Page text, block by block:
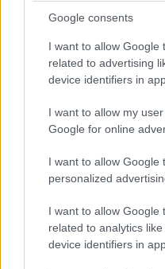
Google consents
I want to allow Google
related to advertising
device identifiers in
I want to allow my
Google for online
I want to allow Google
personalized
I want to allow Google
related to analytics
device identifiers in
Belföld
2023. február 1. 6:10
Gyurcsány Ferenc
elnöke
Az MSZP egykori elnöke
hazánkos Toroczkai
tanyája és ugyanitt egy